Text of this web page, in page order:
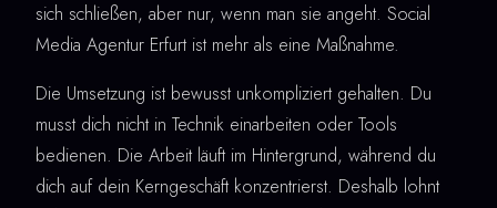
sich schließen, aber nur, wenn man sie angeht. Social
Media Agentur Erfurt ist mehr als eine Maßnahme.
Die Umsetzung ist bewusst unkompliziert gehalten. Du
musst dich nicht in Technik einarbeiten oder Tools
bedienen. Die Arbeit läuft im Hintergrund, während du
dich auf dein Kerngeschäft konzentrierst. Deshalb lohnt